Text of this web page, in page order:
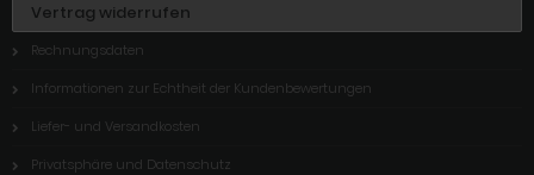
Vertrag widerrufen
Rechnungsdaten
Informationen zur Echtheit der Kundenbewertungen
Liefer- und Versandkosten
Privatsphäre und Datenschutz